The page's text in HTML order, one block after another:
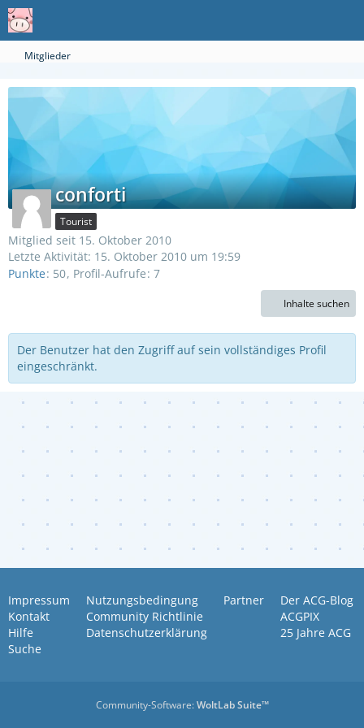
Mitglieder
conforti
Tourist
Mitglied seit 15. Oktober 2010
Letzte Aktivität: 15. Oktober 2010 um 19:59
Punkte 50 Profil-Aufrufe 7
Inhalte suchen
Der Benutzer hat den Zugriff auf sein vollständiges Profil
eingeschränkt.
Impressum
Kontakt
Hilfe
Suche
Nutzungsbedingung
Community Richtlinie
Datenschutzerklärung
Partner
Der ACG-Blog
ACGPIX
25 Jahre ACG
Community-Software:WoltLab Suite™